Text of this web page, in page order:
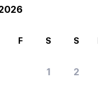
F S S
1 2